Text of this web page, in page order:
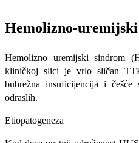
Hemolizno-
Hemolizno uremijski sindrom
kliničkoj slici je vr­lo sličan
bubrežna insuficijencija i
odraslih.
Etiopatogeneza